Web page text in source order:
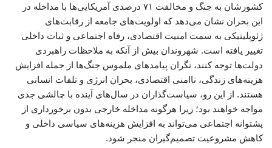
کشورشان به جنگ و مخالفت ۷۱ درصدی آمریکایی‌ها با مداخله در
این بحران نشان می‌دهد که اولویت‌های جامعه از رقابت‌های
ژئوپلیتیکی به سمت امنیت اقتصادی، رفاه اجتماعی و ثبات داخلی
تغییر یافته است. شهروندان بیش از آنکه به ملاحظات راهبردی
دولت‌ها توجه کنند، نگران پیامدهای ملموس جنگ‌ها از جمله افزایش
هزینه‌های زندگی، ناامنی اقتصادی، بحران انرژی و تلفات انسانی
هستند. از این رو، سیاست‌گذاران در سال‌های آینده با چالشی جدی
مواجه خواهند بود؛ زیرا هرگونه مداخله خارجی بدون برخورداری از
پشتوانه اجتماعی می‌تواند به افزایش هزینه‌های سیاسی داخلی و
کاهش مشروعیت تصمیم‌گیران منجر شود.